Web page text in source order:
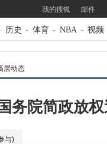
我的搜狐 邮件
历史 - 体育 - NBA - 视频
层动态
务院简政放
与)